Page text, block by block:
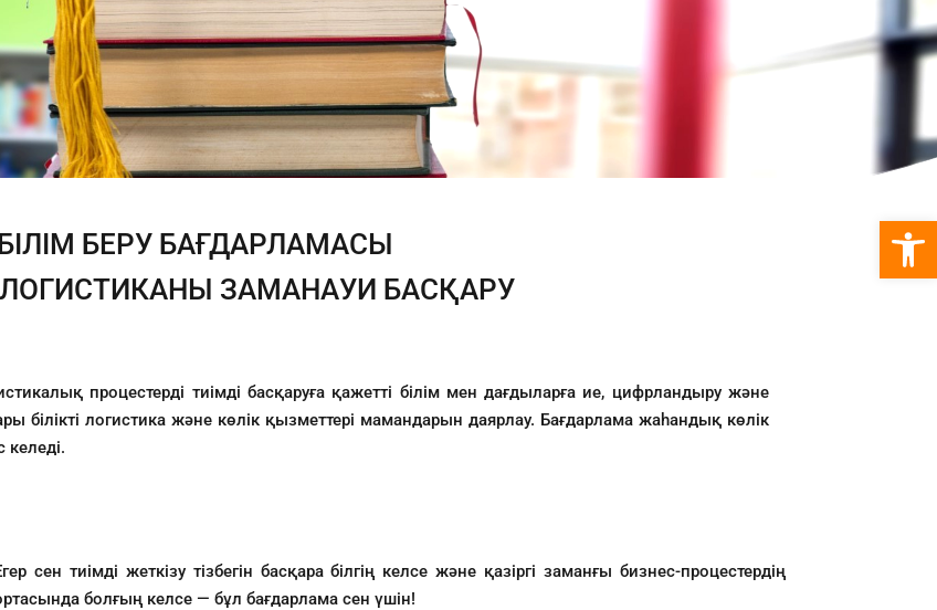
БЕРУ БАҒДАРЛАМАСЫ
ЛОГИСТИКАНЫ ЗАМАНАУИ БАСҚАРУ
процестерді тиімді басқаруға қажетті білім мен дағдыларға ие, цифрландыру және
білікті логистика және көлік қызметтері мамандарын даярлау. Бағдарлама жаһандық көлік
сен тиімді жеткізу тізбегін басқара білгің келсе және қазіргі заманғы бизнес-процестердің
болғың келсе — бұл бағдарлама сен үшін!